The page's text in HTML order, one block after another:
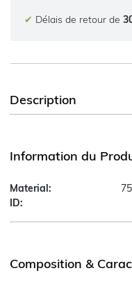
✔ Délais de retour de
Description
Information du
Material:
ID:
Composition &